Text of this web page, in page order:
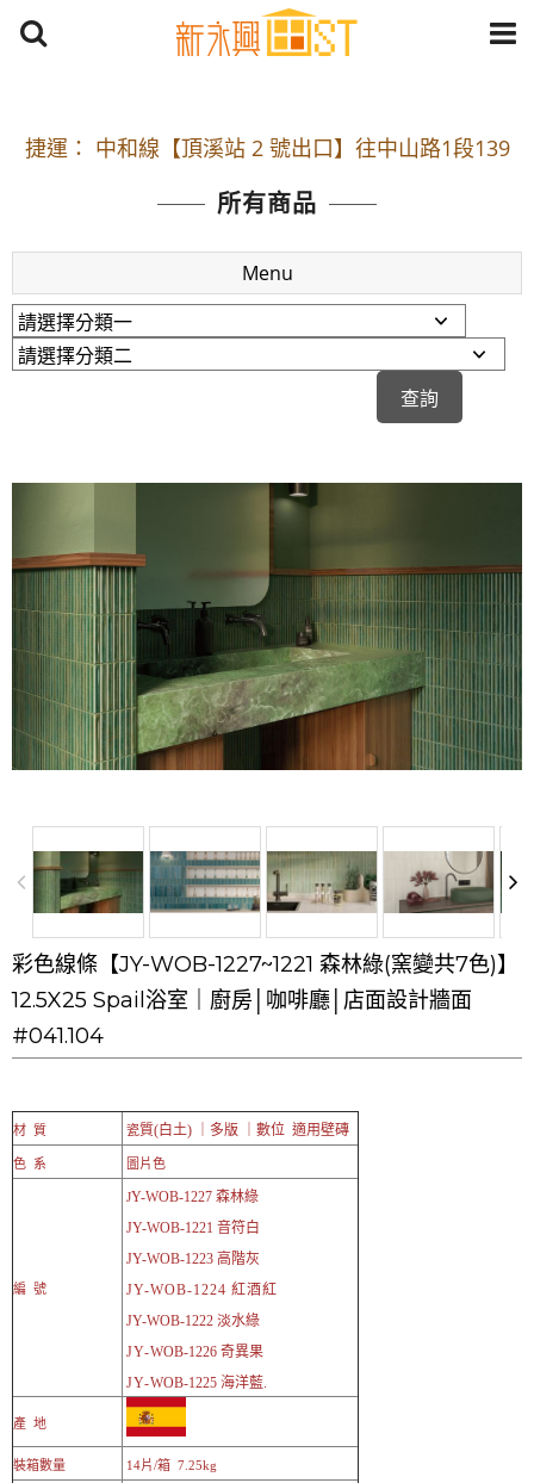
捷運： 中和線【頂溪站 2 號出口】往中山路1段139
原Line已滿 無法加Line好友 請親愛的客戶加入
LINE官方帳號@a0975005573
開車：中山路1段 到永平路路口(樂華夜市口)門口可
停車
捷運： 中和線【頂溪站 2 號出口】往中山路1段139
號約10分鐘
LINE官方帳號@a0975005573
所有商品
Menu
彩色線條【JY-WOB-1227~1221 森林綠(窯變共7色)】
12.5X25 Spail浴室｜廚房│咖啡廳│店面設計牆面
#041.104
材 質 瓷質(白土) ｜多版 ｜數位 適用壁磚
色 系 圖片色
編 號
JY-WOB-1227 森林綠
JY-WOB-1221 音符白
JY-WOB-1223 高階灰
JY-WOB-1224 紅酒紅
JY-WOB-1222 淡水綠
JY-WOB-1226 奇異果
JY-WOB-1225 海洋藍.
產 地
裝箱數量 14片/箱 7.25kg